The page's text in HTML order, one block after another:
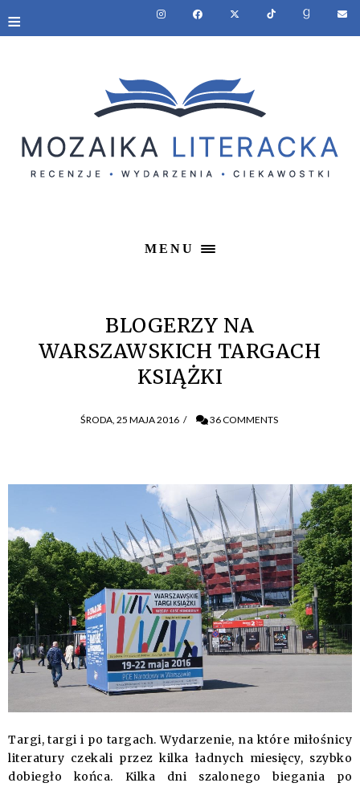
≡
MENU
BLOGERZY NA
WARSZAWSKICH TARGACH
KSIĄŻKI
ŚRODA, 25 MAJA 2016 / 36 COMMENTS
Targi, targi i po targach. Wydarzenie, na które miłośnicy
literatury czekali przez kilka ładnych miesięcy, szybko
dobiegło końca. Kilka dni szalonego biegania po